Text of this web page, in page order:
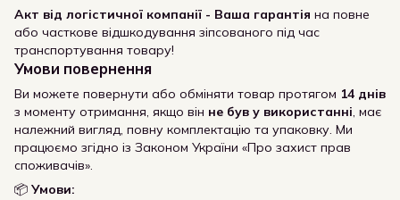
Акт від логістичної компанії - Ваша гарантія на повне
або часткове відшкодування зіпсованого під час
транспортування товару!
Умови повернення
Ви можете повернути або обміняти товар протягом 14 днів
з моменту отримання, якщо він не був у використанні, має
належний вигляд, повну комплектацію та упаковку. Ми
працюємо згідно із Законом України «Про захист прав
споживачів».
📦 Умови: